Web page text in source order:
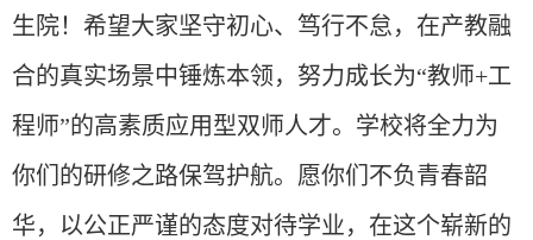
生院！希望大家坚守初心、笃行不怠，在产教融
合的真实场景中锤炼本领，努力成长为“教师+工
程师”的高素质应用型双师人才。 学校将全力为
你们的研修之路保驾护航。 愿你们不负青春韶
华，以公正严谨的态度对待学业，在这个崭新的